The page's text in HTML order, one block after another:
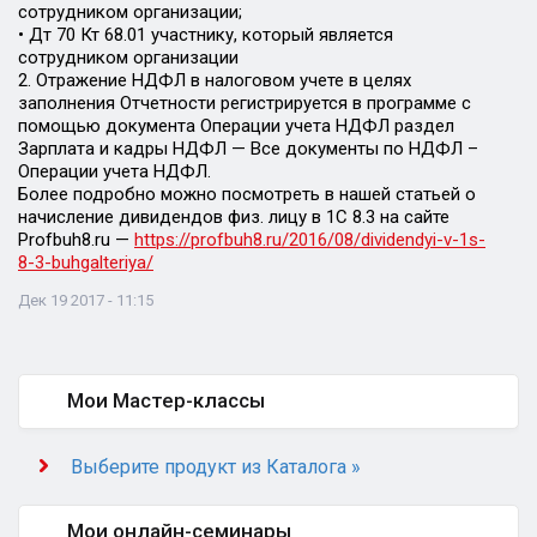
сотрудником организации;
• Дт 70 Кт 68.01 участнику, который является
сотрудником организации
2. Отражение НДФЛ в налоговом учете в целях
заполнения Отчетности регистрируется в программе с
помощью документа Операции учета НДФЛ раздел
Зарплата и кадры НДФЛ — Все документы по НДФЛ –
Операции учета НДФЛ.
Более подробно можно посмотреть в нашей статьей о
начисление дивидендов физ. лицу в 1С 8.3 на сайте
Profbuh8.ru — https://profbuh8.ru/2016/08/dividendyi-v-1s-
8-3-buhgalteriya/
Дек 19 2017 - 11:15
Мои Мастер-классы
Выберите продукт из Каталога »
Мои онлайн-семинары